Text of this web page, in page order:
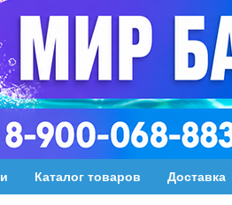
Каталог товаров Доставка